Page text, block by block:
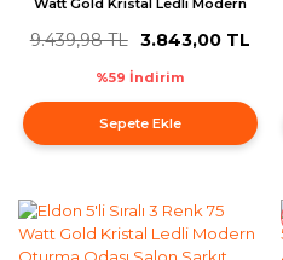
Avize
9.439,98 TL 3.843,00 TL
%59 İndirim
Sepete Ekle